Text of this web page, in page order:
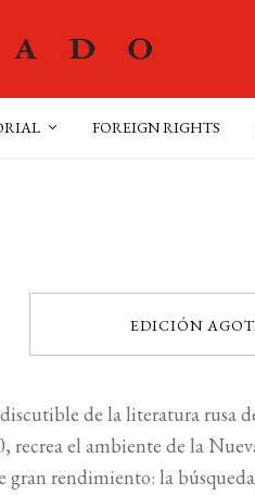
FOREIGN RIGHTS
EDICIÓN
de la literatura rusa
recrea el ambiente de la
rendimiento: la